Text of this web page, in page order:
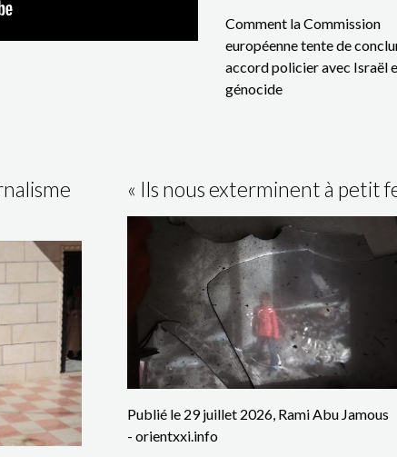
Comment la Commission
européenne tente de
accord policier avec Israël
génocide
« Ils nous exterminent à petit
Publié le 29 juillet 2026, Rami Abu Jamous
- orientxxi.info